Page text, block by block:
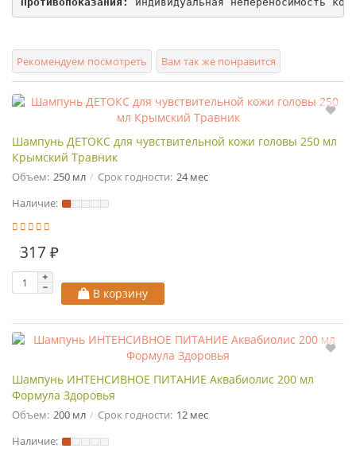
Рекомендуем посмотреть Вам так же понравится
Шампунь ДЕТОКС для чувствительной кожи головы 250 мл
Крымский Травник
Объем: 250 мл Срок годности: 24 мес
Наличие:
317 ₽
В корзину
Шампунь ИНТЕНСИВНОЕ ПИТАНИЕ Аквабиолис 200 мл
Формула Здоровья
Объем: 200 мл Срок годности: 12 мес
Наличие: